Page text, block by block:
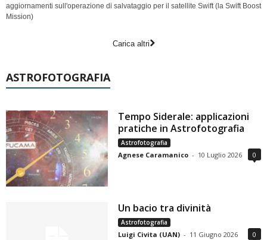
aggiornamenti sull'operazione di salvataggio per il satellite Swift (la Swift Boost
Mission)
Carica altri
ASTROFOTOGRAFIA
Tempo Siderale: applicazioni
pratiche in Astrofotografia
Astrofotografia
Agnese Caramanico - 10 Luglio 2026 0
Un bacio tra divinità
Astrofotografia
Luigi Civita (UAN) - 11 Giugno 2026 0